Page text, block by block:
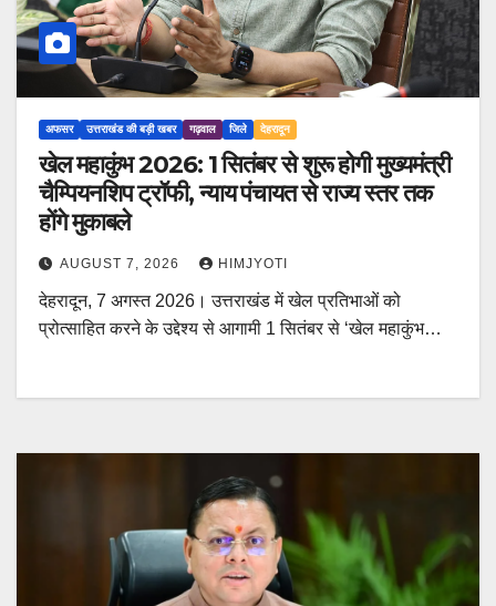
अफसर उत्तराखंड की बड़ी खबर गढ़वाल जिले देहरादून
खेल महाकुंभ 2026: 1 सितंबर से शुरू होगी मुख्यमंत्री
चैम्पियनशिप ट्रॉफी, न्याय पंचायत से राज्य स्तर तक
होंगे मुकाबले
AUGUST 7, 2026 HIMJYOTI
देहरादून, 7 अगस्त 2026। उत्तराखंड में खेल प्रतिभाओं को
प्रोत्साहित करने के उद्देश्य से आगामी 1 सितंबर से ‘खेल महाकुंभ…